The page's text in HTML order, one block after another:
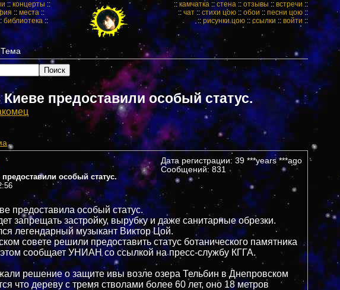
::концерты ::
:: места ::
библиотека::
:: камчатка ::стена :: отзывы :: встречи ::
:: чат :: стихи цою :: обои :: песни цою::
::рисунки цою :: ссылки :: войти ::
предоставили особый статус.
особый статус.
Дата регистрации: 39 ***years ***ago
Сообщений: 831
предоставила особый статус.
запрещать застройку, вырубку и даже санитарные обрезки.
легендарный музыкант Виктор Цой.
совете решили предоставить статус ботанического памятника
сообщает УНИАН со ссылкой на пресс-службу КГГА.
решение о защите ивы возле озера Тельбин в Днепровском
что дереву с тремя стволами более 60 лет, оно 18 метров